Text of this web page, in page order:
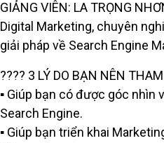
GIẢNG VIÊN: LA TRỌNG
Digital Marketing, chuyên
giải pháp về Search Engine
???? 3 LÝ DO BẠN NÊN
▪️ Giúp bạn có được góc nhìn
Search Engine.
▪️ Giúp bạn triển khai